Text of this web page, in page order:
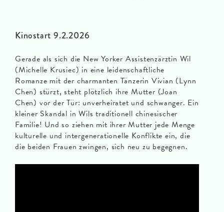
Kinostart 9.2.2026
Gerade als sich die New Yorker Assistenzärztin Wil
(Michelle Krusiec) in eine leidenschaftliche
Romanze mit der charmanten Tänzerin Vivian (Lynn
Chen) stürzt, steht plötzlich ihre Mutter (Joan
Chen) vor der Tür: unverheiratet und schwanger. Ein
kleiner Skandal in Wils traditionell chinesischer
Familie! Und so ziehen mit ihrer Mutter jede Menge
kulturelle und intergenerationelle Konflikte ein, die
die beiden Frauen zwingen, sich neu zu begegnen.